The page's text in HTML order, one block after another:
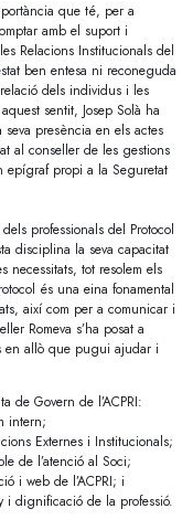
que té, per a
amb el suport i
Relacions Institucionals del
ben entesa ni reconeguda
dels individus i les
sentit, Josep Solà ha
presència en els actes
al conseller de les gestions
epígraf propi a la Seguretat
professionals del Protocol
disciplina la seva capacitat
necessitats, tot resolem els
és una eina fonamental
així com per a comunicar i
Romeva s’ha posat a
en allò que pugui ajudar i
de Govern de l’ACPRI:
intern;
Externes i Institucionals;
de l’atenció al Soci;
i web de l’ACPRI; i
i dignificació de la professió.